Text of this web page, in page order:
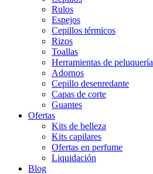
Rulos
Espejos
Cepillos térmicos
Rizos
Toallas
Herramientas de peluquería
Adornos
Cepillo desenredante
Capas de corte
Guantes
Ofertas
Kits de belleza
Kits capilares
Ofertas en perfume
Liquidación
Blog